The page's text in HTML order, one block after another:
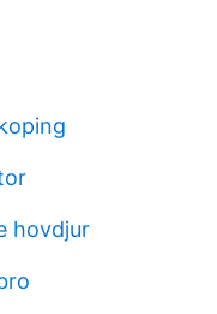
hovdjur